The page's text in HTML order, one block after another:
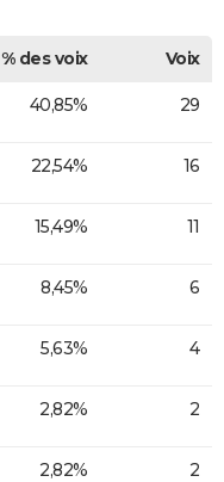
% des voix
Voix
40,85% 29
22,54% 16
15,49% 11
8,45% 6
5,63% 4
2,82% 2
2,82% 2